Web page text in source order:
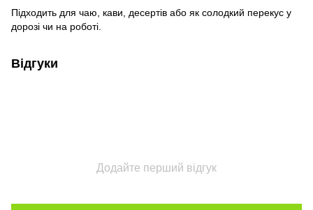
Підходить для чаю, кави, десертів або як солодкий перекус у
дорозі чи на роботі.
Відгуки
Додайте перший відгук